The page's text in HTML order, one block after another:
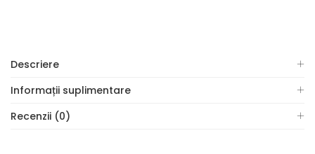
Descriere
Informații suplimentare
Recenzii (0)